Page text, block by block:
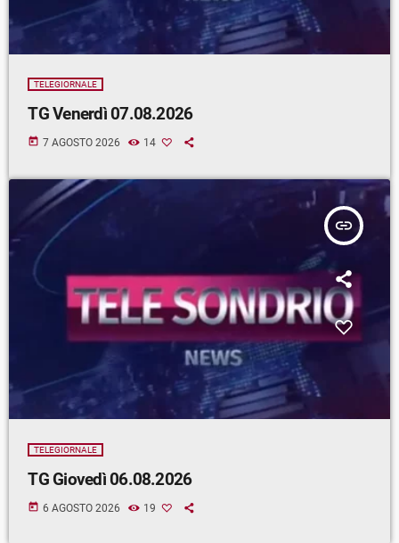
TELEGIORNALE
TG Venerdì 07.08.2026
today 7 AGOSTO 2026 14
insert_link
TELEGIORNALE
TG Giovedì 06.08.2026
today 6 AGOSTO 2026 19